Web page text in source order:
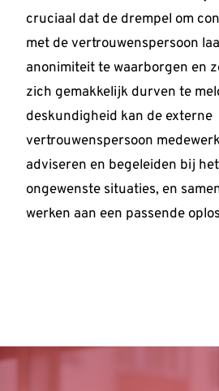
cruciaal dat de drempel om
met de vertrouwenspersoon
anonimiteit te waarborgen en
zich gemakkelijk durven te
deskundigheid kan de externe
vertrouwenspersoon
adviseren en begeleiden bij
ongewenste situaties, en
werken aan een passende